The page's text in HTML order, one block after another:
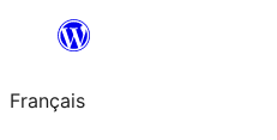
contenu
Français